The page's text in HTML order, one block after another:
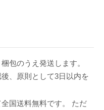
包のうえ発送します。
、原則として3日以内を
国送料無料です。 ただ